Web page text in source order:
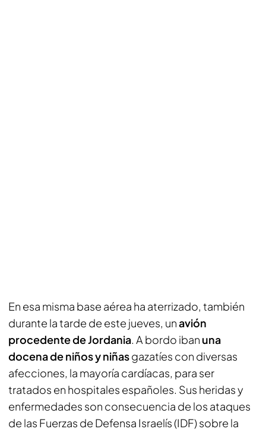
En esa misma base aérea ha aterrizado, también
durante la tarde de este jueves, unavión
procedente de Jordania. A bordo iban una
docena de niños y niñasgazatíes con diversas
afecciones, la mayoría cardíacas, para ser
tratados en hospitales españoles. Sus heridas y
enfermedades son consecuencia de los ataques
de las Fuerzas de Defensa Israelís (IDF) sobre la